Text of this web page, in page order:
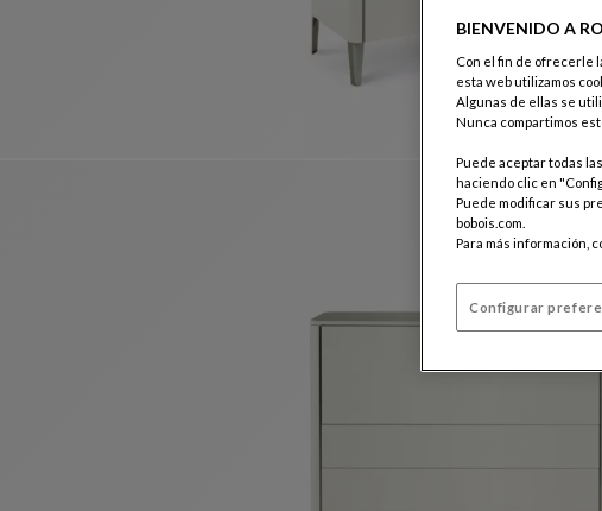
BIENVENIDO A
Con el fin de ofrecerle
esta web utilizamos
Algunas de ellas se
Nunca compartimos
Puede aceptar todas
haciendo clic en
Puede modificar sus
bobois.com.
Para más información,
Configurar